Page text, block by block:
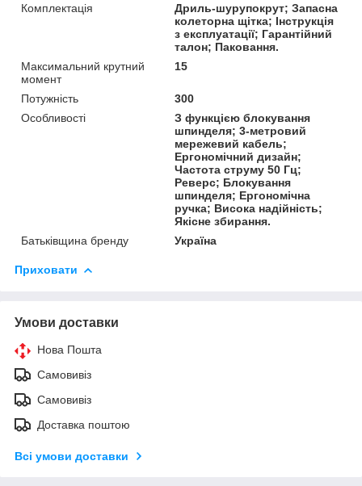
Комплектація
Дриль-шурупокрут; Запасна
колеторна щітка; Інструкція
з експлуатації; Гарантійний
талон; Паковання.
Максимальний крутний
момент
15
Потужність
300
Особливості
З функцією блокування
шпинделя; 3-метровий
мережевий кабель;
Ергономічний дизайн;
Частота струму 50 Гц;
Реверс; Блокування
шпинделя; Ергономічна
ручка; Висока надійність;
Якісне збирання.
Батьківщина бренду
Україна
Приховати
Умови доставки
Нова Пошта
Самовивіз
Самовивіз
Доставка поштою
Всі умови доставки